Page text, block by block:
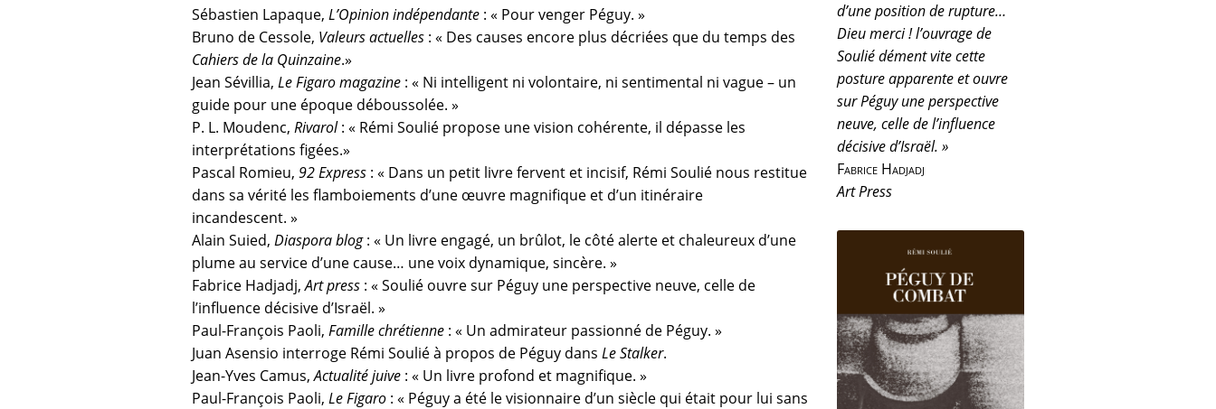
Sébastien Lapaque, L’Opinion indépendante : « Pour venger Péguy. »
Bruno de Cessole, Valeurs actuelles : « Des causes encore plus décriées que du temps des
Cahiers de la Quinzaine.»
Jean Sévillia, Le Figaro magazine : « Ni intelligent ni volontaire, ni sentimental ni vague – un
guide pour une époque déboussolée. »
P. L. Moudenc, Rivarol: « Rémi Soulié propose une vision cohérente, il dépasse les
interprétations figées.»
Pascal Romieu, 92 Express : « Dans un petit livre fervent et incisif, Rémi Soulié nous restitue
dans sa vérité les flamboiements d’une œuvre magnifique et d’un itinéraire
incandescent. »
Alain Suied, Diaspora blog: « Un livre engagé, un brûlot, le côté alerte et chaleureux d’une
plume au service d’une cause… une voix dynamique, sincère. »
Fabrice Hadjadj,Art press : « Soulié ouvre sur Péguy une perspective neuve, celle de
l’influence décisive d’Israël. »
Paul-François Paoli, Famille chrétienne : « Un admirateur passionné de Péguy. »
Juan Asensio interroge Rémi Soulié à propos de Péguy dans Le Stalker.
Jean-Yves Camus,Actualité juive : « Un livre profond et magnifique. »
Paul-François Paoli, Le Figaro : « Péguy a été le visionnaire d’un siècle qui était pour lui sans
d’une position de rupture…
Dieu merci ! l’ouvrage de
Soulié dément vite cette
posture apparente et ouvre
sur Péguy une perspective
neuve, celle de l’influence
décisive d’Israël. »
Fabrice Hadjadj
Art Press